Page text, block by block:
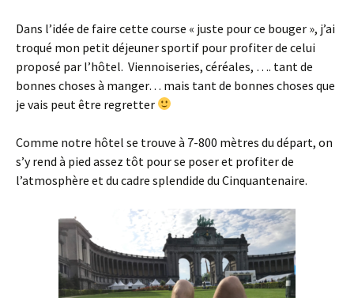
Dans l’idée de faire cette course « juste pour ce bouger », j’ai
troqué mon petit déjeuner sportif pour profiter de celui
proposé par l’hôtel. Viennoiseries, céréales, …. tant de
bonnes choses à manger… mais tant de bonnes choses que
je vais peut être regretter
Comme notre hôtel se trouve à 7-800 mètres du départ, on
s’y rend à pied assez tôt pour se poser et profiter de
l’atmosphère et du cadre splendide du Cinquantenaire.